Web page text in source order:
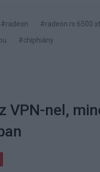
#radeon
#radeon rx 6500 xt
#chiphiány
VPN-nel,